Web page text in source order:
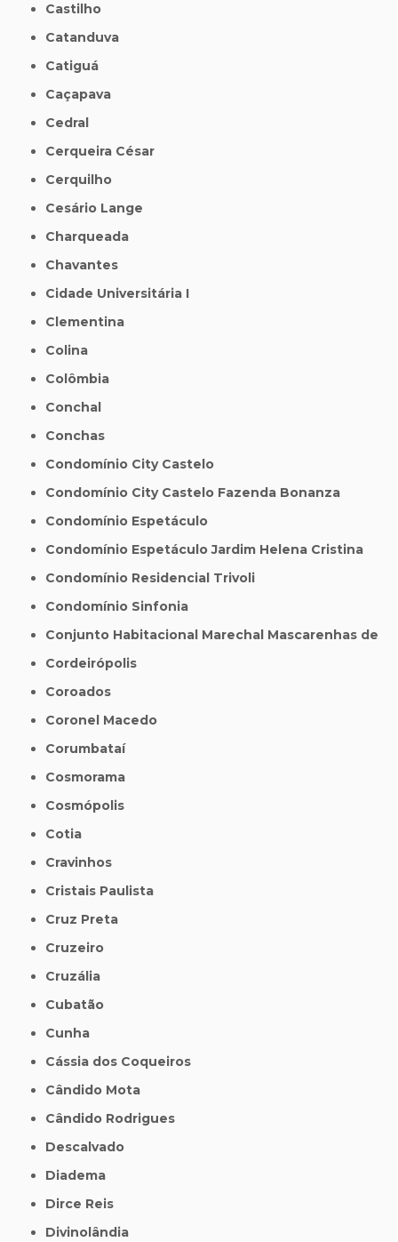
Castilho
Catanduva
Catiguá
Caçapava
Cedral
Cerqueira César
Cerquilho
Cesário Lange
Charqueada
Chavantes
Cidade Universitária I
Clementina
Colina
Colômbia
Conchal
Conchas
Condomínio City Castelo
Condomínio City Castelo Fazenda Bonanza
Condomínio Espetáculo
Condomínio Espetáculo Jardim Helena Cristina
Condomínio Residencial Trivoli
Condomínio Sinfonia
Conjunto Habitacional Marechal Mascarenhas de
Cordeirópolis
Coroados
Coronel Macedo
Corumbataí
Cosmorama
Cosmópolis
Cotia
Cravinhos
Cristais Paulista
Cruz Preta
Cruzeiro
Cruzália
Cubatão
Cunha
Cássia dos Coqueiros
Cândido Mota
Cândido Rodrigues
Descalvado
Diadema
Dirce Reis
Divinolândia